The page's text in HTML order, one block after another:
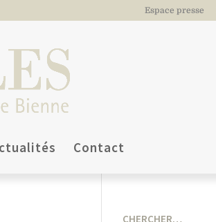
Espace presse
Contact
CHERCHER…